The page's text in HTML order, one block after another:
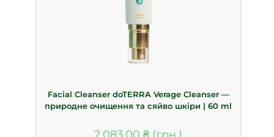
Facial Cleanser doTERRA Verage Cleanser —
природне очищення та сяйво шкіри | 60 ml